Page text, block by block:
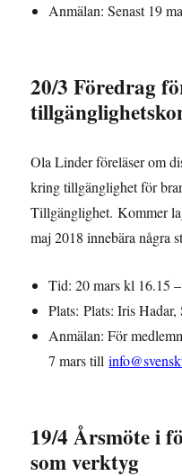
Anmälan: Senast 19
20/3 Föredrag
Ola Linder föreläser om
kring tillgänglighet för
Tillgänglighet. Kommer
maj 2018 innebära några
Tid: 20 mars kl 16.15
Plats: Plats: Iris
Anmälan: För
7 mars till
19/4 Årsmöte i
som verktyg